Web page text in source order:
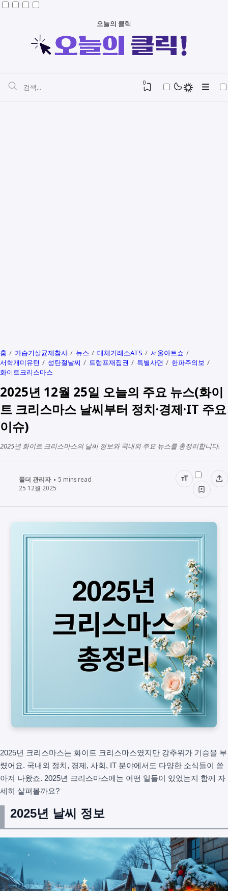
오늘의 클릭
0
홈 가습기살균제참사 뉴스 대체거래소ATS
서울아트쇼
서학개미유턴
성탄절날씨 트럼프재집권 특별사면
한파주의보
화이트크리스마스
2025년 12월 25일 오늘의 주요 뉴스(화이
트 크리스마스 날씨부터 정치·경제·IT 주요
이슈)
2025년 화이트 크리스마스의 날씨 정보와 국내외 주요 뉴스를 총정리합니다.
폴더 관리자 5 mins read
25 12월 2025
2025년 크리스마스는 화이트 크리스마스였지만 강추위가 기승을 부
렸어요. 국내외 정치, 경제, 사회, IT 분야에서도 다양한 소식들이 쏟
아져 나왔죠. 2025년 크리스마스에는 어떤 일들이 있었는지 함께 자
세히 살펴볼까요?
2025년 날씨 정보